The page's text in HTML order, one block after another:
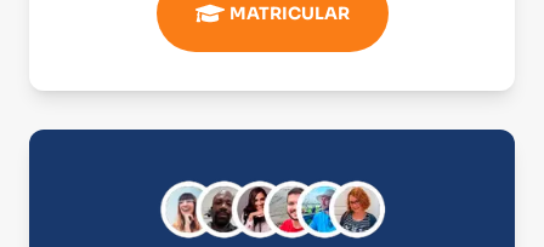
MATRICULAR